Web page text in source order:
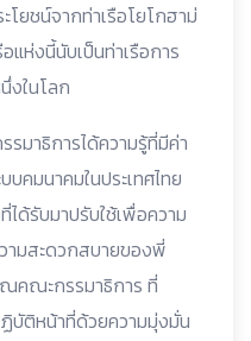
โยชน์จากท่าเรือโยโกฮาม่
แห่งนี้นับเป็นท่าเรือการ
งในโลก
รมาธิการได้ความรู้ที่มีค่า
คมนาคมในประเทศไทย
ได้รับมาปรับใช้เพื่อความ
ามสะดวกสบายของพี่
คณะกรรมาธิการ ที่
บัติหน้าที่ด้วยความมุ่งมั่น